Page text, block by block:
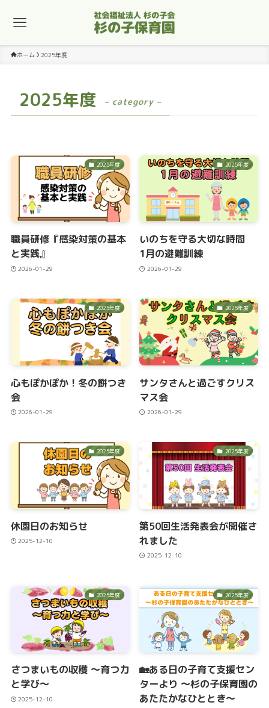
ホーム 2025年度
2025年度 – category –
2025年度
職員研修『感染対策の基本
と実践』
2026-01-29
2025年度
いのちを守る大切な時間
1月の避難訓練
2026-01-29
2025年度
心もぽかぽか！冬の餅つき
会
2026-01-29
2025年度
サンタさんと過ごすクリス
マス会
2026-01-29
2025年度
休園日のお知らせ
2025-12-10
2025年度
第50回生活発表会が開催さ
れました
2025-12-10
2025年度
さつまいもの収穫 ～育つ力
と学び～
2025-12-10
2025年度
🏡ある日の子育て支援セン
ターより ～杉の子保育園の
あたたかなひととき～